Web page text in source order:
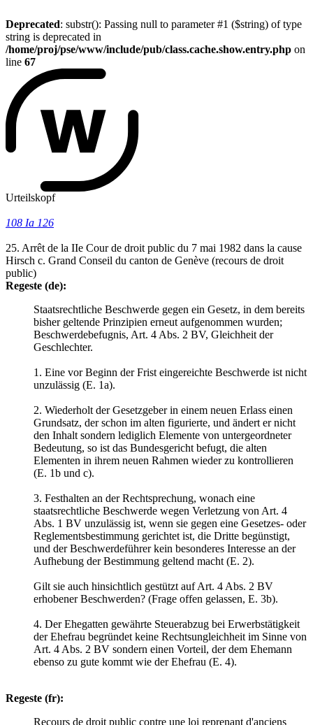
Deprecated: substr(): Passing null to parameter #1 ($string) of type
string is deprecated in
/home/proj/pse/www/include/pub/class.cache.show.entry.php on
line 67
Urteilskopf
108 Ia 126
25. Arrêt de la IIe Cour de droit public du 7 mai 1982 dans la cause
Hirsch c. Grand Conseil du canton de Genève (recours de droit
public)
Regeste (de):
Staatsrechtliche Beschwerde gegen ein Gesetz, in dem bereits
bisher geltende Prinzipien erneut aufgenommen wurden;
Beschwerdebefugnis, Art. 4 Abs. 2 BV, Gleichheit der
Geschlechter.
1. Eine vor Beginn der Frist eingereichte Beschwerde ist nicht
unzulässig (E. 1a).
2. Wiederholt der Gesetzgeber in einem neuen Erlass einen
Grundsatz, der schon im alten figurierte, und ändert er nicht
den Inhalt sondern lediglich Elemente von untergeordneter
Bedeutung, so ist das Bundesgericht befugt, die alten
Elementen in ihrem neuen Rahmen wieder zu kontrollieren
(E. 1b und c).
3. Festhalten an der Rechtsprechung, wonach eine
staatsrechtliche Beschwerde wegen Verletzung von Art. 4
Abs. 1 BV unzulässig ist, wenn sie gegen eine Gesetzes- oder
Reglementsbestimmung gerichtet ist, die Dritte begünstigt,
und der Beschwerdeführer kein besonderes Interesse an der
Aufhebung der Bestimmung geltend macht (E. 2).
Gilt sie auch hinsichtlich gestützt auf Art. 4 Abs. 2 BV
erhobener Beschwerden? (Frage offen gelassen, E. 3b).
4. Der Ehegatten gewährte Steuerabzug bei Erwerbstätigkeit
der Ehefrau begründet keine Rechtsungleichheit im Sinne von
Art. 4 Abs. 2 BV sondern einen Vorteil, der dem Ehemann
ebenso zu gute kommt wie der Ehefrau (E. 4).
Regeste (fr):
Recours de droit public contre une loi reprenant d'anciens